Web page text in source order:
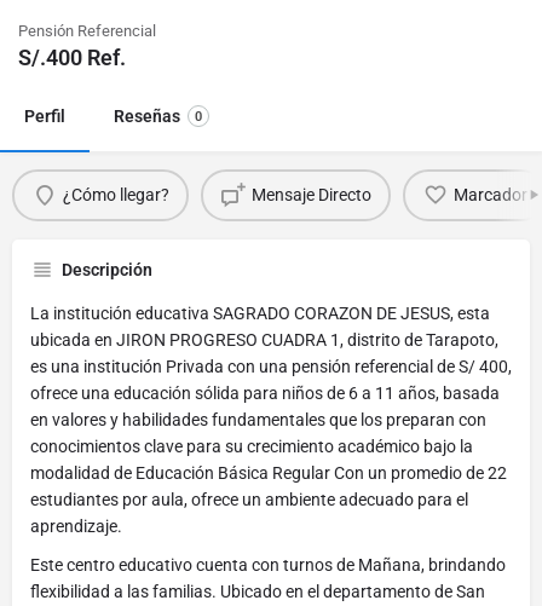
Pensión Referencial
S/.400 Ref.
Perfil Reseñas 0
¿Cómo llegar? Mensaje Directo Marcador
Descripción
La institución educativa SAGRADO CORAZON DE JESUS, esta
ubicada en JIRON PROGRESO CUADRA 1, distrito de Tarapoto,
es una institución Privada con una pensión referencial de S/ 400,
ofrece una educación sólida para niños de 6 a 11 años, basada
en valores y habilidades fundamentales que los preparan con
conocimientos clave para su crecimiento académico bajo la
modalidad de Educación Básica Regular Con un promedio de 22
estudiantes por aula, ofrece un ambiente adecuado para el
aprendizaje.
Este centro educativo cuenta con turnos de Mañana, brindando
flexibilidad a las familias. Ubicado en el departamento de San